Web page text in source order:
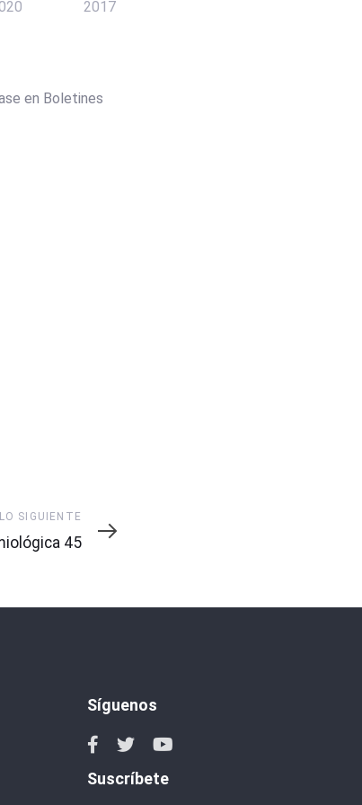
2017
en Boletines
SIGUIENTE
45
Síguenos
Suscríbete